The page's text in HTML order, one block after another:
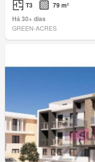
T3
79 m²
Há 30+ dias
GREEN-ACRES